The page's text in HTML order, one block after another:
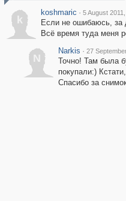
k
koshmaric · 5 August
Если не ошибаюсь, за
Всё время туда меня
N
Narkis · 27
Точно! Там была
покупали:)
Спасибо за